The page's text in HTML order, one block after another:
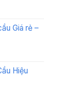
Giá rẻ –
Hiệu